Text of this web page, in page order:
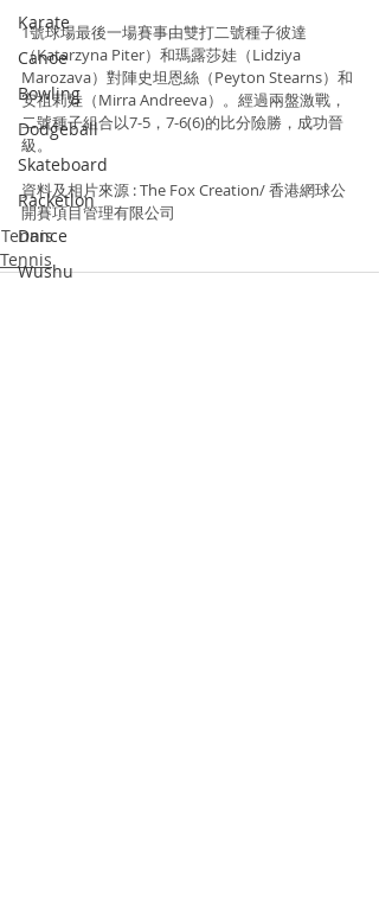
Karate
Canoe
Bowling
Dodgeball
Skateboard
Racketlon
Dance
Wushu
1號球場最後一場賽事由雙打二號種子彼達
（Katarzyna Piter）和瑪露莎娃（Lidziya
Marozava）對陣史坦恩絲（Peyton Stearns）和
安祖莉娃（Mirra Andreeva）。經過兩盤激戰，
二號種子組合以7-5，7-6(6)的比分險勝，成功晉
級。
資料及相片來源 : The Fox Creation/ 香港網球公
開賽項目管理有限公司
Tennis
Tennis